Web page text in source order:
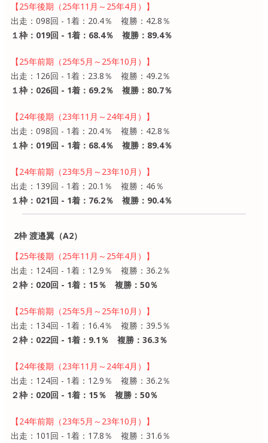
【25年後期（25年11月～25年4月）】
出走：098回 - 1着：20.4％ 複勝：42.8％
１枠：019回 - 1着：68.4％ 複勝：89.4％
【25年前期（25年5月～25年10月）】
出走：126回 - 1着：23.8％ 複勝：49.2％
１枠：026回 - 1着：69.2％ 複勝：80.7％
【24年後期（23年11月～24年4月）】
出走：098回 - 1着：20.4％ 複勝：42.8％
１枠：019回 - 1着：68.4％ 複勝：89.4％
【24年前期（23年5月～23年10月）】
出走：139回 - 1着：20.1％ 複勝：46％
１枠：021回 - 1着：76.2％ 複勝：90.4％
2枠 渡邉翼（A2）
【25年後期（25年11月～25年4月）】
出走：124回 - 1着：12.9％ 複勝：36.2％
２枠：020回 - 1着：15％ 複勝：50％
【25年前期（25年5月～25年10月）】
出走：134回 - 1着：16.4％ 複勝：39.5％
２枠：022回 - 1着：9.1％ 複勝：36.3％
【24年後期（23年11月～24年4月）】
出走：124回 - 1着：12.9％ 複勝：36.2％
２枠：020回 - 1着：15％ 複勝：50％
【24年前期（23年5月～23年10月）】
出走：101回 - 1着：17.8％ 複勝：31.6％